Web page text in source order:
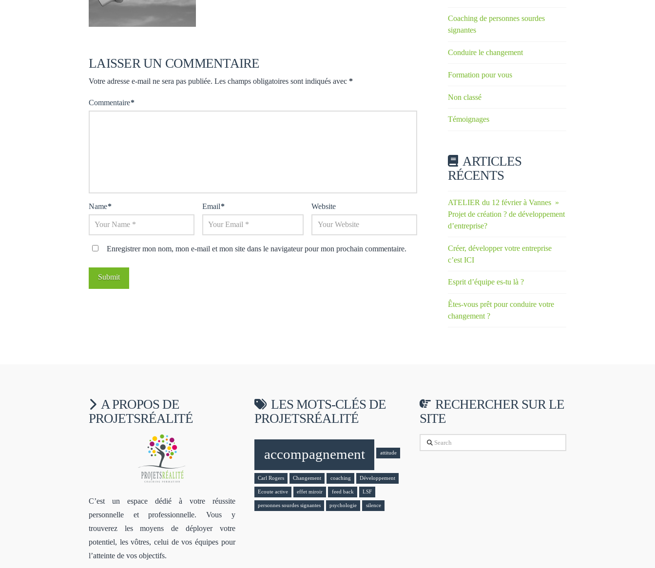
LAISSER UN COMMENTAIRE
Votre adresse e-mail ne sera pas publiée. Les champs obligatoires sont indiqués avec *
Commentaire*
Name* Email* Website
Enregistrer mon nom, mon e-mail et mon site dans le navigateur pour mon prochain commentaire.
Coaching de personnes sourdes
signantes
Conduire le changement
Formation pour vous
Non classé
Témoignages
ARTICLES
RÉCENTS
ATELIER du 12 février à Vannes »
Projet de création ? de développement
d’entreprise?
Créer, développer votre entreprise
c’est ICI
Esprit d’équipe es-tu là ?
Êtes-vous prêt pour conduire votre
changement ?
A PROPOS DE
PROJETSRÉALITÉ
C’est un espace dédié à votre réussite
personnelle et professionnelle. Vous y
trouverez les moyens de déployer votre
potentiel, les vôtres, celui de vos équipes pour
l’atteinte de vos objectifs.
LES MOTS-CLÉS DE
PROJETSRÉALITÉ
accompagnement attitude
Carl Rogers Changement coaching Développement
Ecoute active effet miroir feed back LSF
personnes sourdes signantes psychologie silence
RECHERCHER SUR LE
SITE
Search